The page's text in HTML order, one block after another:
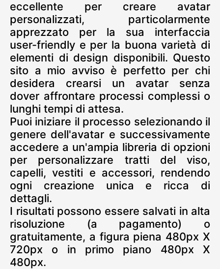
eccellente per creare avatar
personalizzati, particolarmente
apprezzato per la sua interfaccia
user-friendly e per la buona varietà di
elementi di design disponibili. Questo
sito a mio avviso è perfetto per chi
desidera crearsi un avatar senza
dover affrontare processi complessi o
lunghi tempi di attesa.
Puoi iniziare il processo selezionando il
genere dell'avatar e successivamente
accedere a un'ampia libreria di opzioni
per personalizzare tratti del viso,
capelli, vestiti e accessori, rendendo
ogni creazione unica e ricca di
dettagli.
I risultati possono essere salvati in alta
risoluzione (a pagamento) o
gratuitamente, a figura piena 480px X
720px o in primo piano 480px X
480px.